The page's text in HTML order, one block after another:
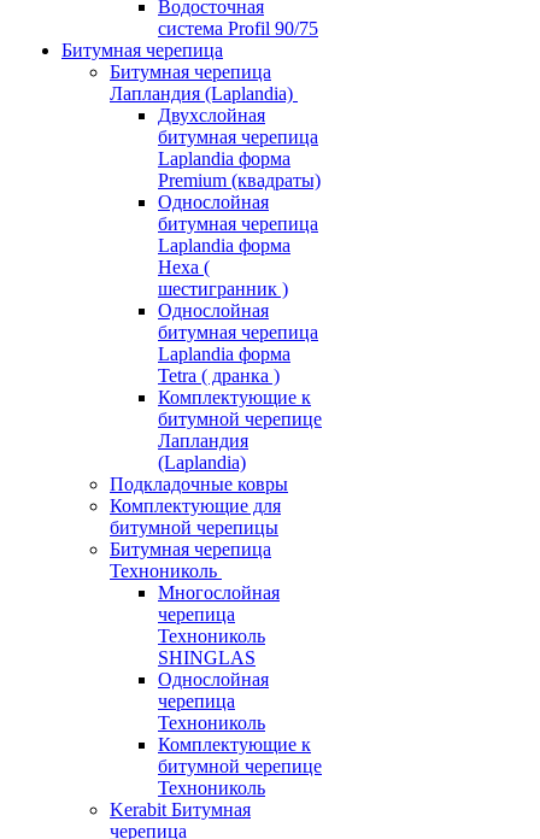
Водосточная
система Profil 90/75
Битумная черепица
Битумная черепица
Лапландия (Laplandia)
Двухслойная
битумная черепица
Laplandia форма
Premium (квадраты)
Однослойная
битумная черепица
Laplandia форма
Hexa (
шестигранник )
Однослойная
битумная черепица
Laplandia форма
Tetra ( дранка )
Комплектующие к
битумной черепице
Лапландия
(Laplandia)
Подкладочные ковры
Комплектующие для
битумной черепицы
Битумная черепица
Технониколь
Многослойная
черепица
Технониколь
SHINGLAS
Однослойная
черепица
Технониколь
Комплектующие к
битумной черепице
Технониколь
Kerabit Битумная
черепица